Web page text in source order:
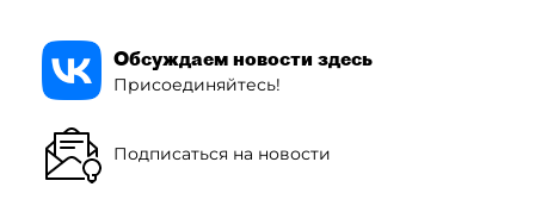
Обсуждаем новости здесь
Присоединяйтесь!
Подписаться на новости